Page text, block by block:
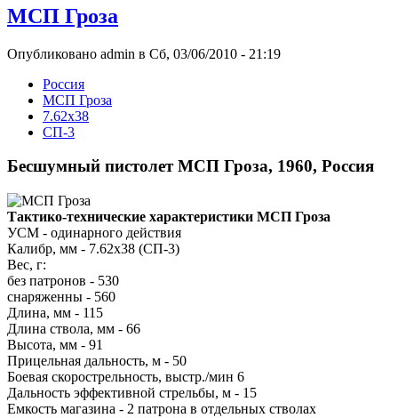
МСП Гроза
Опубликовано admin в Сб, 03/06/2010 - 21:19
Росcия
МСП Гроза
7.62x38
СП-3
Бесшумный пистолет МСП Гроза, 1960, Россия
Тактико-технические характеристики МСП Гроза
УСМ - одинарного действия
Калибр, мм - 7.62x38 (СП-3)
Вес, г:
без патронов - 530
снаряженны - 560
Длина, мм - 115
Длина ствола, мм - 66
Высота, мм - 91
Прицельная дальность, м - 50
Боевая скорострельность, выстр./мин 6
Дальность эффективной стрельбы, м - 15
Емкость магазина - 2 патрона в отдельных стволах